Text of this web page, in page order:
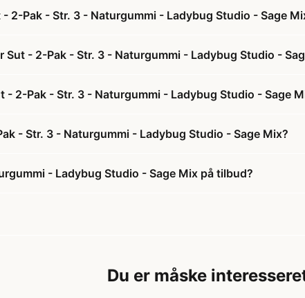
2-Pak - Str. 3 - Naturgummi - Ladybug Studio - Sage
Sut - 2-Pak - Str. 3 - Naturgummi - Ladybug Studio -
- 2-Pak - Str. 3 - Naturgummi - Ladybug Studio - Sage
- Str. 3 - Naturgummi - Ladybug Studio - Sage Mix?
- Ladybug Studio - Sage Mix på tilbud?
Du er måske